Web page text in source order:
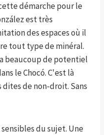
démarche pour le
est très
des espaces où il
tout type de minéral.
beaucoup de potentiel
le Chocó. C'est là
de non-droit. Sans
du sujet. Une